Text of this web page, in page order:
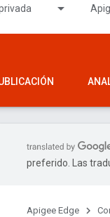
preferido. Las
Apigee Edge